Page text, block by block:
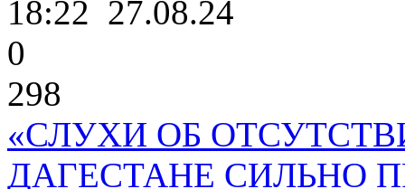
18:22 27.08.24
0
298
«СЛУХИ ОБ
ДАГЕСТАНЕ СИЛЬНО